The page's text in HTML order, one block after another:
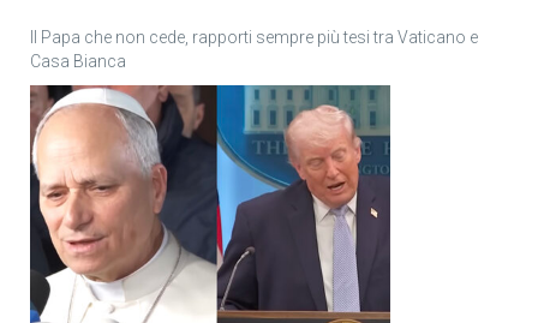
Il Papa che non cede, rapporti sempre più tesi tra Vaticano e
Casa Bianca